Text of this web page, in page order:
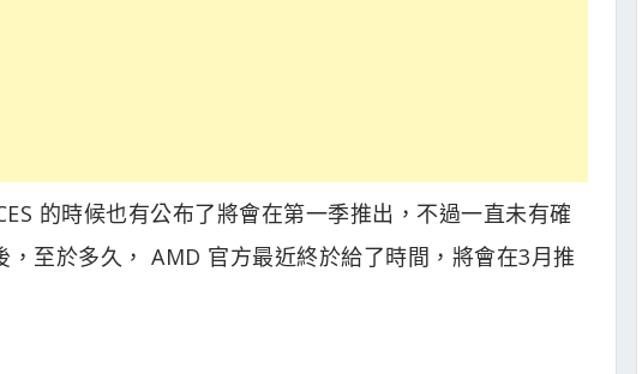
的時候也有公布了將會在第一季推出，不過一直未有確
至於多久， AMD 官方最近終於給了時間，將會在3月推